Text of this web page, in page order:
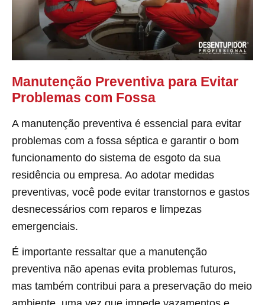
Manutenção Preventiva para Evitar
Problemas com Fossa
A manutenção preventiva é essencial para evitar
problemas com a fossa séptica e garantir o bom
funcionamento do sistema de esgoto da sua
residência ou empresa. Ao adotar medidas
preventivas, você pode evitar transtornos e gastos
desnecessários com reparos e limpezas
emergenciais.
É importante ressaltar que a manutenção
preventiva não apenas evita problemas futuros,
mas também contribui para a preservação do meio